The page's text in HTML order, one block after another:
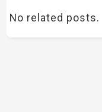
No related posts.